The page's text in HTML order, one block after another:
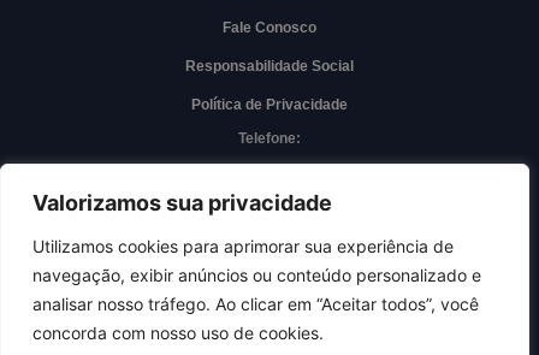
Valorizamos sua privacidade
Utilizamos cookies para aprimorar sua experiência de
navegação, exibir anúncios ou conteúdo personalizado e
analisar nosso tráfego. Ao clicar em “Aceitar todos”, você
concorda com nosso uso de cookies.
Fale Conosco
Responsabilidade Social
Política de Privacidade
Telefone:
Whatsapp
Acesso interno